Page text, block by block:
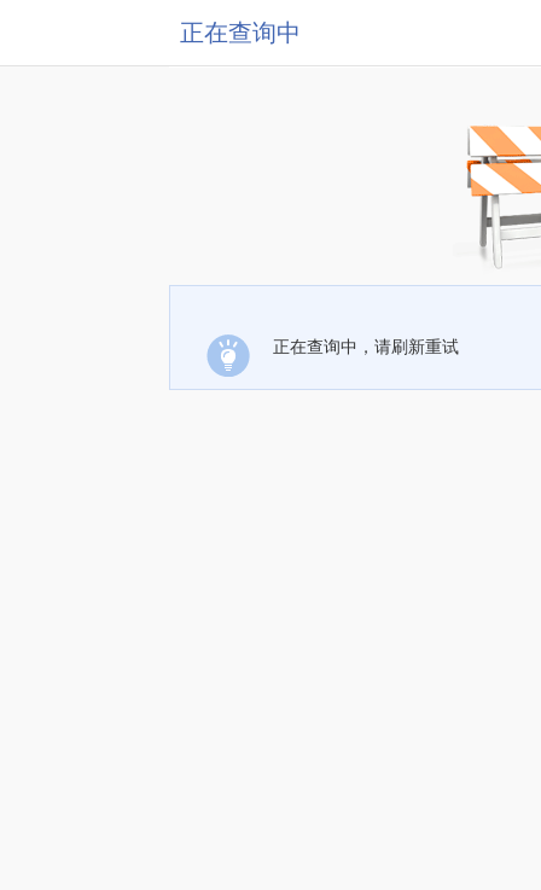
正在查询中
正在查询中，请刷新重试